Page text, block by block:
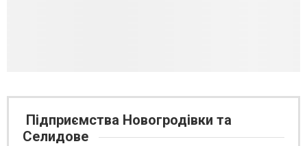
Підприємства Новогродівки та
Селидове